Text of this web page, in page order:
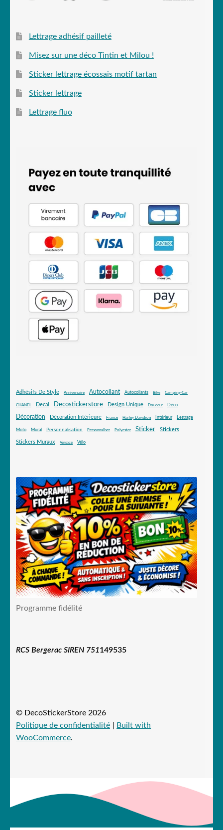
Lettrage adhésif pailleté
Misez sur une déco Tintin et Milou !
Sticker lettrage écossais motif tartan
Sticker lettrage
Lettrage fluo
Adhésifs De Style Anniversaire Autocollant Autocollants Bike Camping-Car
CHANEL Decal Decostickerstore Design Unique Douceur Déco
Décoration Décoration Intérieure France Harley Davidson Intérieur Lettrage
Moto Mural Personnalisation Personnaliser Polyester Sticker Stickers
Stickers Muraux Versace Vélo
Programme fidélité
RCS Bergerac SIREN 751149535
© DecoStickerStore 2026
Politique de confidentialité
Built with
WooCommerce.